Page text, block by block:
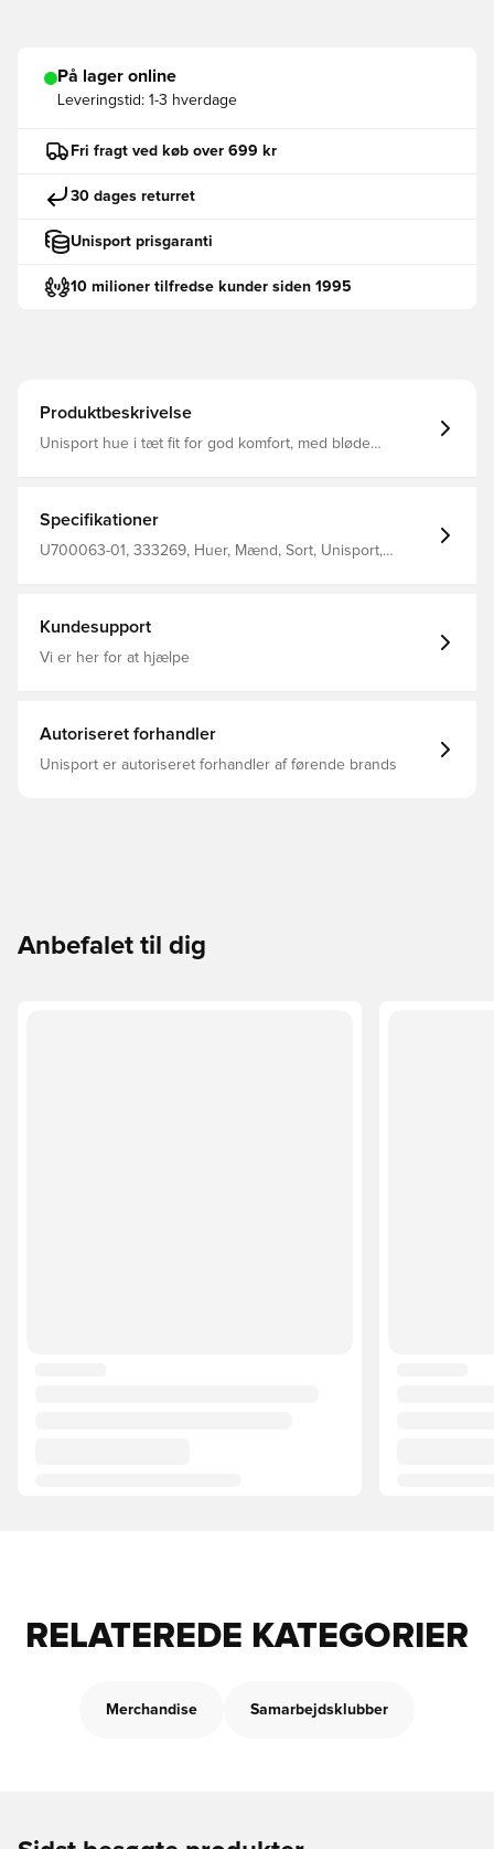
På lager online
Leveringstid: 1-3 hverdage
Fri fragt ved køb over 699 kr
30 dages returret
Unisport prisgaranti
10 milioner tilfredse kunder siden 1995
Produktbeskrivelse
Unisport hue i tæt fit for god komfort, med bløde
Specifikationer
U700063-01, 333269, Huer, Mænd, Sort, Unisport,
Kundesupport
Vi er her for at hjælpe
Autoriseret forhandler
Unisport er autoriseret forhandler af førende brands
Anbefalet til dig
RELATEREDE KATEGORIER
Merchandise Samarbejdsklubber